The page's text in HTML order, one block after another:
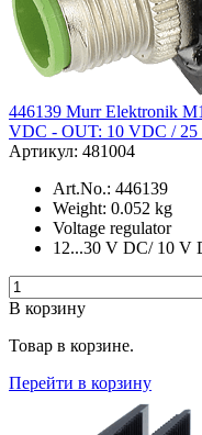
446139 Murr Elektronik
VDC - OUT: 10 VDC / 25
Артикул: 481004
Art.No.: 446139
Weight: 0.052 kg
Voltage regulator
12...30 V DC/ 10 V
В корзину
Товар в корзине.
Перейти в корзину